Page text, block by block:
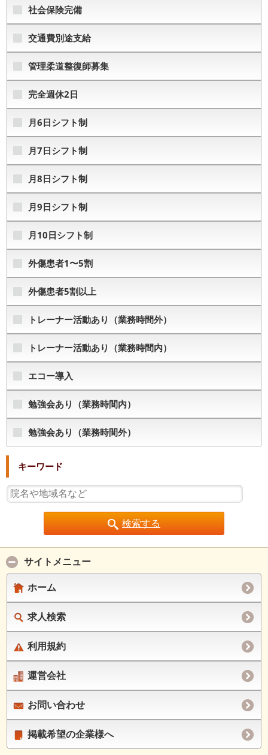
社会保険完備
交通費別途支給
管理柔道整復師募集
完全週休2日
月6日シフト制
月7日シフト制
月8日シフト制
月9日シフト制
月10日シフト制
外傷患者1〜5割
外傷患者5割以上
トレーナー活動あり（業務時間外）
トレーナー活動あり（業務時間内）
エコー導入
勉強会あり（業務時間内）
勉強会あり（業務時間外）
キーワード
検索する
サイトメニュー
ホーム
求人検索
利用規約
運営会社
お問い合わせ
掲載希望の企業様へ